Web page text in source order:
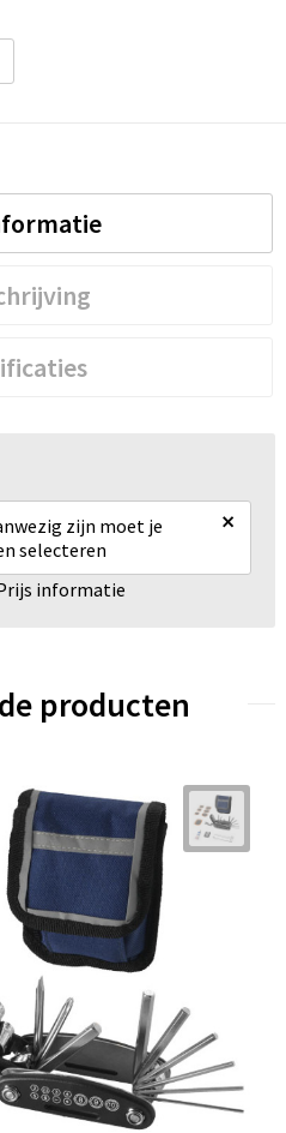
zijn moet je
selecteren
×
informatie
producten